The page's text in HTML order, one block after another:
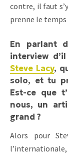
contre, il faut
prenne le temps
En parlant
interview
Steve Lacy,
solo, et tu
Est-ce que
nous, un
grand ?
Alors pour
l’internationale,